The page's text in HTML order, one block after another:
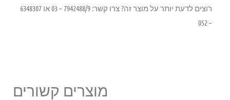
רוצים לדעת יותר על מוצר זה? צרו קשר: 7942488/9 – 03 או 6348307
– 052
מוצרים קשורים